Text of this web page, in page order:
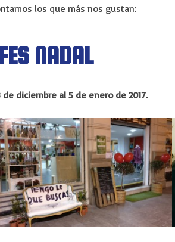
los que más nos gustan:
FES NADAL
de diciembre al 5 de enero de 2017.